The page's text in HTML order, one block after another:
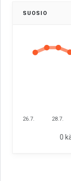
SUOSIO
26.7. 28.7.
0